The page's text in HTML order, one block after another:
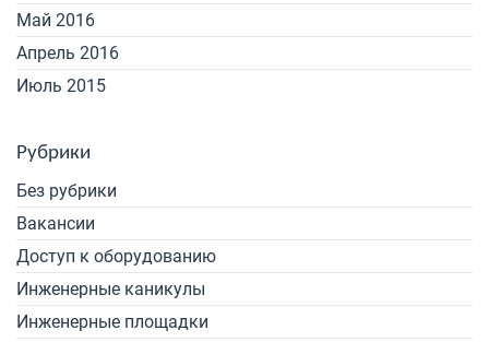
Май 2016
Апрель 2016
Июль 2015
Рубрики
Без рубрики
Вакансии
Доступ к оборудованию
Инженерные каникулы
Инженерные площадки